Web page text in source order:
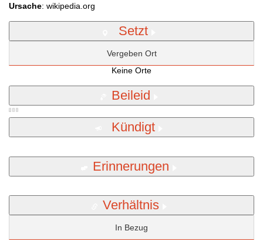
Ursache: wikipedia.org
Setzt
Vergeben Ort
Keine Orte
Beileid
Kündigt
Erinnerungen
Verhältnis
In Bezug